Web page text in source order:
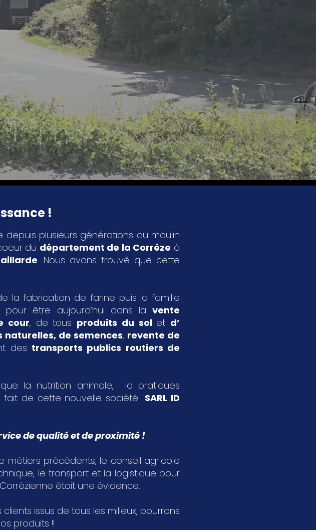
!
plusieurs générations au moulin
du département de la Corrèze à
. Nous avons trouvé que cette
la fabrication de farine puis la famille
être aujourd’hui dans la vente
cour, de tous produits du sol et d’
naturelles, de semences, revente de
des transports publics routiers de
la nutrition animale, la pratiques
de cette nouvelle société "SARL ID
de qualité et de proximité !
métiers précédents, le conseil agricole
le transport et la logistique pour
était une évidence.
issus de tous les milieux, pourrons
produits !!